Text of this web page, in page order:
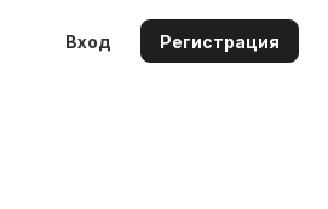
Вход Регистрация